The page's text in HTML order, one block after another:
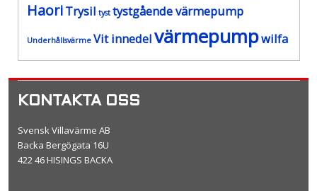
HaoriTrysil tyst tystgående värmepump
Underhållsvärme Vit innedelvärmepumpwilfa
KONTAKTA OSS
Svensk Villavärme AB
Backa Bergögata 16U
422 46 HISINGS BACKA